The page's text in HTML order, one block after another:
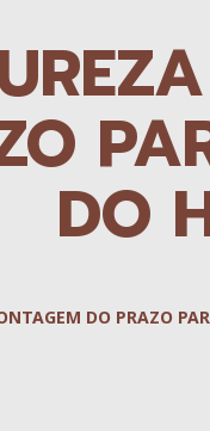
DO
DO PRAZO